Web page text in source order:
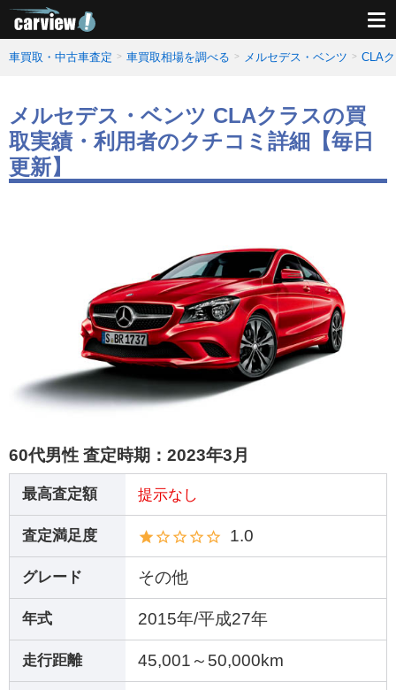
車買取・中古車査定 車買取相場を調べる メルセデス・ベンツ CLA
メルセデス・ベンツ CLAクラスの買
取実績・利用者のクチコミ詳細【毎日
更新】
60代男性 査定時期： 2023年3月
最高査定額 提示なし
査定満足度 1.0
グレード その他
年式 2015年/平成27年
走行距離 45,001～50,000km